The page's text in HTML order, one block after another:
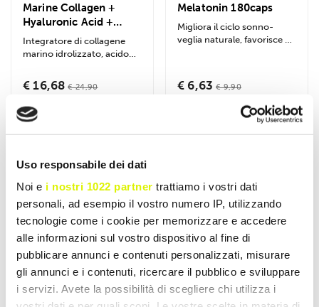
Uso responsabile dei dati
Noi e i nostri 1022 partner trattiamo i vostri dati
personali, ad esempio il vostro numero IP, utilizzando
tecnologie come i cookie per memorizzare e accedere
alle informazioni sul vostro dispositivo al fine di
pubblicare annunci e contenuti personalizzati, misurare
gli annunci e i contenuti, ricercare il pubblico e sviluppare
i servizi. Avete la possibilità di scegliere chi utilizza i
Marine Collagen +
Hyaluronic Acid +
Vitamin C 120cps
Integratore di collagene
marino idrolizzato, acido
la...
€ 16,68 € 24,90
sconti esclusivi
Melatonin 180caps
Migliora il ciclo sonno-
veglia naturale, favorisce un
€ 6,63 € 9,90
Accedi o registrati per
- 33% - 33%